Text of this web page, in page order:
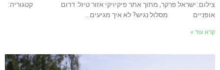
צילום: ישראל פרקר, מתוך אתר פיקיויקי אזור טיול: דרום קטגוריה:
אופניים מסלול נגיש? לא איך מגיעים…
קרא עוד »